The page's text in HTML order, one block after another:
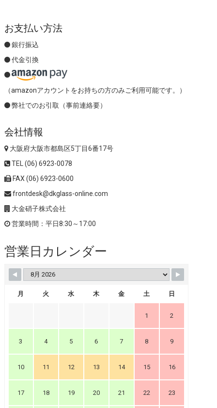
お支払い方法
銀行振込
代金引換
（amazonアカウントをお持ちの方のみご利用可能です。）
弊社でのお引取（事前連絡要）
会社情報
大阪府大阪市都島区5丁目6番17号
TEL (06) 6923-0078
FAX (06) 6923-0600
frontdesk@dkglass-online.com
大金硝子株式会社
営業時間：平日8:30～17:00
営業日カレンダー
月 火 水 木 金 土 日
1 2
3 4 5 6 7 8 9
10 11 12 13 14 15 16
17 18 19 20 21 22 23